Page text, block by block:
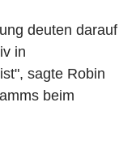
deuten darauf
in
sagte Robin
beim